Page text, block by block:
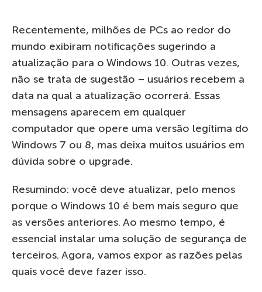
Recentemente, milhões de PCs ao redor do
mundo exibiram notificações sugerindo a
atualização para o Windows 10. Outras vezes,
não se trata de sugestão – usuários recebem a
data na qual a atualização ocorrerá. Essas
mensagens aparecem em qualquer
computador que opere uma versão legítima do
Windows 7 ou 8, mas deixa muitos usuários em
dúvida sobre o upgrade.
Resumindo: você deve atualizar, pelo menos
porque o Windows 10 é bem mais seguro que
as versões anteriores. Ao mesmo tempo, é
essencial instalar uma solução de segurança de
terceiros. Agora, vamos expor as razões pelas
quais você deve fazer isso.